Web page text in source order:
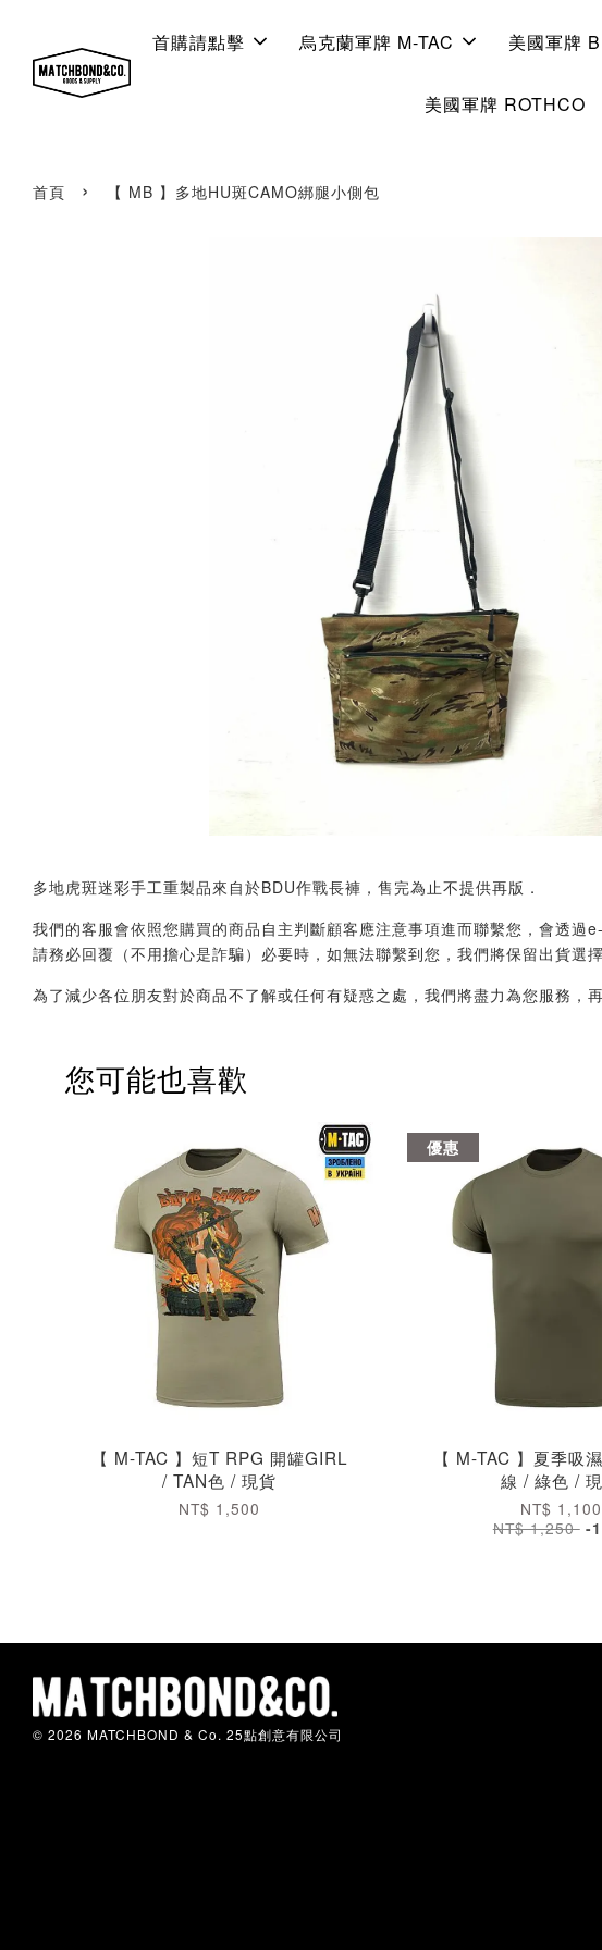
首購請點擊 烏克蘭軍牌 M-TAC 美國軍牌
美國軍牌 ROTHCO
首頁 › 【 MB 】多地HU斑CAMO綁腿小側包
多地虎斑迷彩手工重製品來自於BDU作戰長褲，售完為止不提供再版．
我們的客服會依照您購買的商品自主判斷顧客應注意事項進而聯繫您，會透
請務必回覆（不用擔心是詐騙）必要時，如無法聯繫到您，我們將保留出貨選
為了減少各位朋友對於商品不了解或任何有疑惑之處，我們將盡力為您服務，
您可能也喜歡
【 M-TAC 】短T RPG 開罐GIRL
/ TAN色 / 現貨
NT$ 1,500
優惠
【 M-TAC 】夏季吸
線 / 綠色 /
NT$ 1,100
NT$ 1,250 -
© 2026 MATCHBOND & Co. 25點創意有限公司